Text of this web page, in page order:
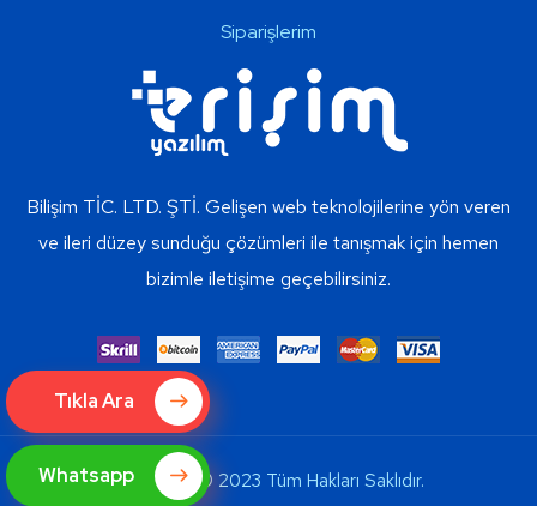
Tıkla Ara
Whatsapp
Siparişlerim
Bilişim TİC. LTD. ŞTİ. Gelişen web teknolojilerine yön veren
ve ileri düzey sunduğu çözümleri ile tanışmak için hemen
bizimle iletişime geçebilirsiniz.
Copyright © 2023 Tüm Hakları Saklıdır.